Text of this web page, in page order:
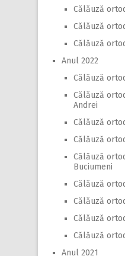
Călăuză
Călăuză
Călăuză
Anul 2022
Călăuză
Călăuză
Andrei
Călăuză
Călăuză
Călăuză
Buciumeni
Călăuză
Călăuză
Călăuză
Călăuză
Anul 2021